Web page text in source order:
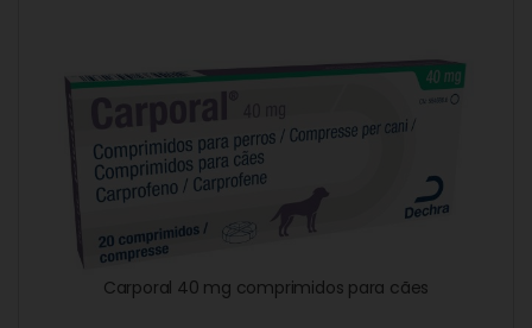
Carporal 40 mg comprimidos para cães